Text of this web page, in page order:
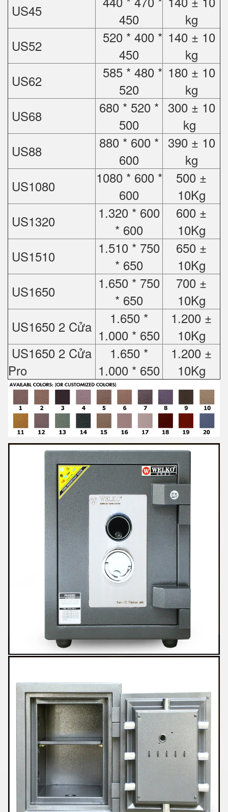
US45
450
kg
US52
520 * 400 *
450
140 ± 10
kg
US62
585 * 480 *
520
180 ± 10
kg
US68
680 * 520 *
500
300 ± 10
kg
US88
880 * 600 *
600
390 ± 10
kg
US1080
1080 * 600 *
600
500 ±
10Kg
US1320
1.320 * 600
* 600
600 ±
10Kg
US1510
1.510 * 750
* 650
650 ±
10Kg
US1650
1.650 * 750
* 650
700 ±
10Kg
US1650 2 Cửa
1.650 *
1.000 * 650
1.200 ±
10Kg
US1650 2 Cửa
Pro
1.650 *
1.000 * 650
1.200 ±
10Kg